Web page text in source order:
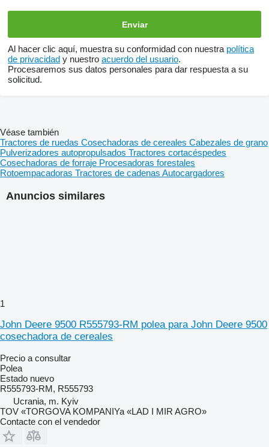
Al hacer clic aquí, muestra su conformidad con nuestra política
de privacidad y nuestro acuerdo del usuario.
Procesaremos sus datos personales para dar respuesta a su
solicitud.
Anuncios similares
1
John Deere 9500 R555793-RM polea para John Deere 9500
cosechadora de cereales
Precio a consultar
Polea
Estado nuevo
R555793-RM, R555793
Ucrania, m. Kyiv
TOV «TORGOVA KOMPANIYa «LAD I MIR AGRO»
Contacte con el vendedor
Véase también
Tractores de ruedas Cosechadoras de cereales Cabezales de grano
Pulverizadores autopropulsados Tractores cortacéspedes
Cosechadoras de forraje Procesadoras forestales
Rotoempacadoras Tractores de cadenas Autocargadores